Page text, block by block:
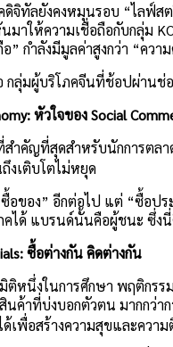
ดิจิทัลยังคงหมุนรอบ “ไลฟ์ส
มาให้ความเชื่อถือกับกลุ่ม
” กำลังมีมูลค่าสูงกว่า “คว
กลุ่มผู้บริโภคจีนที่ช้อปผ่านช่
หัวใจของ Social
คัญที่สุดสำหรับนักการตลาด
งเติบโตไม่หยุด
อของ” อีกต่อไป แต่ “ซื้อปร
ได้ แบรนด์นั้นคือผู้ชนะ ซึ่ง
ซื้อต่างกัน คิดต่างกัน
หนึ่งในการศึกษา พฤติกรร
นค้าที่บ่งบอกตัวตน มากกว่า
ด้เพื่อสร้างความสุขและค